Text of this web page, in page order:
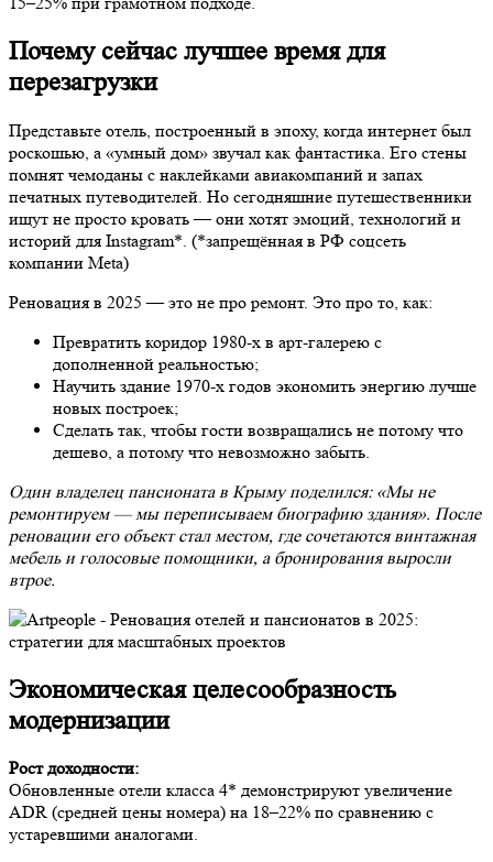
Почему сейчас лучшее время для
перезагрузки
Представьте отель, построенный в эпоху, когда интернет был
роскошью, а «умный дом» звучал как фантастика. Его стены
помнят чемоданы с наклейками авиакомпаний и запах
печатных путеводителей. Но сегодняшние путешественники
ищут не просто кровать — они хотят эмоций, технологий и
историй для Instagram*. (*запрещённая в РФ соцсеть
компании Meta)
Реновация в 2025 — это не про ремонт. Это про то, как:
Превратить коридор 1980-х в арт-галерею с
дополненной реальностью;
Научить здание 1970-х годов экономить энергию лучше
новых построек;
Сделать так, чтобы гости возвращались не потому что
дешево, а потому что невозможно забыть.
Один владелец пансионата в Крыму поделился: «Мы не
ремонтируем — мы переписываем биографию здания». После
реновации его объект стал местом, где сочетаются винтажная
мебель и голосовые помощники, а бронирования выросли
втрое.
Экономическая целесообразность
модернизации
Рост доходности:
Обновленные отели класса 4* демонстрируют увеличение
ADR (средней цены номера) на 18–22% по сравнению с
устаревшими аналогами.